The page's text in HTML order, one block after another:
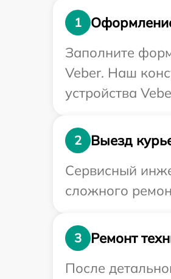
1
Заполните
Veber. Наш
устройства
2
Выезд
Сервисный
сложного
3
Ремонт
После